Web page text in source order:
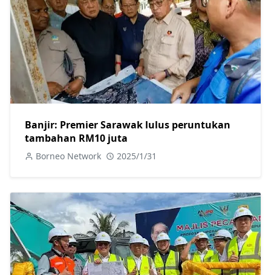
Banjir: Premier Sarawak lulus peruntukan
tambahan RM10 juta
Borneo Network 2025/1/31